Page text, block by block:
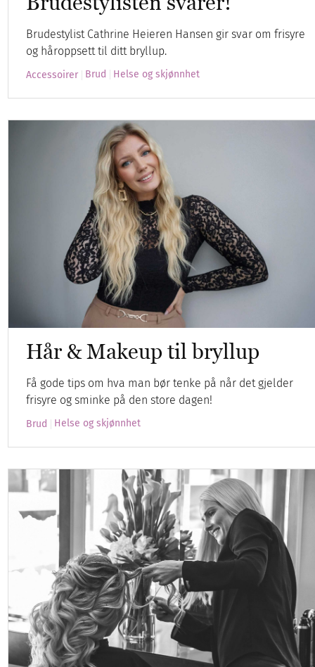
Brudestylist Cathrine Heieren Hansen gir svar om frisyre
og håroppsett til ditt bryllup.
Accessoirer Brud Helse og skjønnhet
Hår & Makeup til bryllup
Få gode tips om hva man bør tenke på når det gjelder
frisyre og sminke på den store dagen!
Brud Helse og skjønnhet